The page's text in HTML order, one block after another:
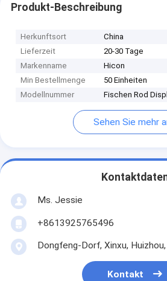
Produkt-Beschreibung
Herkunftsort
China
Lieferzeit
20-30 Tage
Markenname
Hicon
Min Bestellmenge
50 Einheiten
Modellnummer
Fischen Rod
Sehen Sie mehr
Ms. Jessie
+8613925765496
Dongfeng-Dorf, Xinxu, Huizhou,
Kontakt